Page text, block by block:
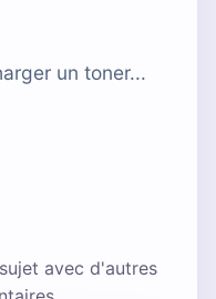
un toner...
avec d'autres